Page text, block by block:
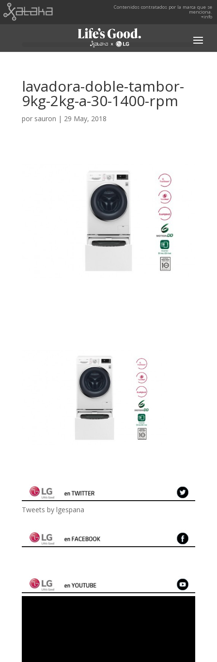
Contenidos contratados por la marca que se
menciona.
+info
lavadora-doble-tambor-
9kg-2kg-a-30-1400-rpm
por sauron | 29 May, 2018
Tweets by lgespana